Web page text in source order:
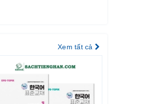
Xem tất cả